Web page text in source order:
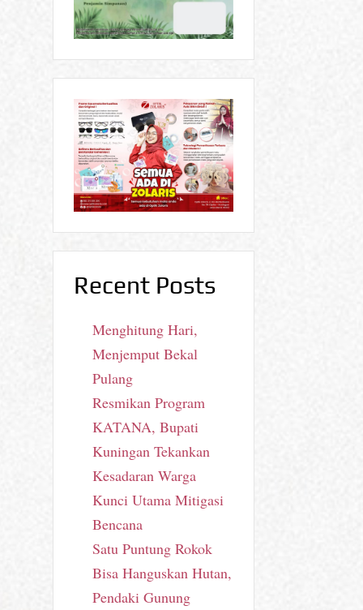
Recent Posts
Menghitung Hari,
Menjemput Bekal
Pulang
Resmikan Program
KATANA, Bupati
Kuningan Tekankan
Kesadaran Warga
Kunci Utama Mitigasi
Bencana
Satu Puntung Rokok
Bisa Hanguskan Hutan,
Pendaki Gunung